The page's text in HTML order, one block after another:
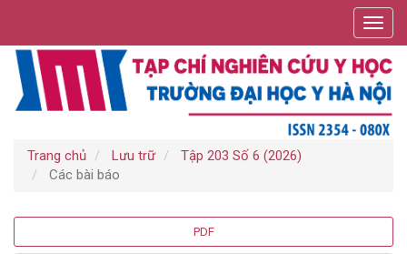
chính
Nội
dung
chính
Trang chủ Lưu trữ
Tập 203 Số 6 (2026)
Các bài báo
Thanh
PDF